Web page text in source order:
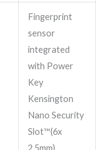
Fingerprint
sensor
integrated
with Power
Key
Kensington
Nano Security
Slot™(6x